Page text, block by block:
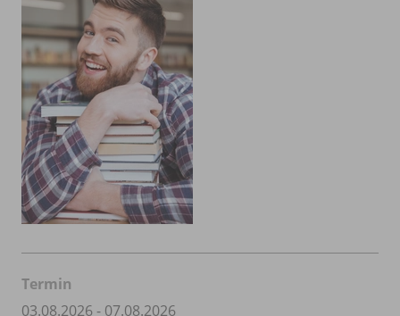
Termin
03.08.2026 - 07.08.2026